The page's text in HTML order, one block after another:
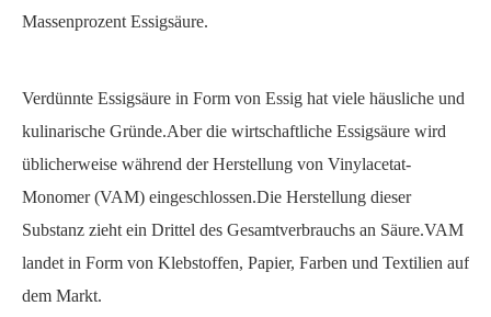
Massenprozent Essigsäure.
Verdünnte Essigsäure in Form von Essig hat viele häusliche und
kulinarische Gründe.Aber die wirtschaftliche Essigsäure wird
üblicherweise während der Herstellung von Vinylacetat-
Monomer (VAM) eingeschlossen.Die Herstellung dieser
Substanz zieht ein Drittel des Gesamtverbrauchs an Säure.VAM
landet in Form von Klebstoffen, Papier, Farben und Textilien auf
dem Markt.